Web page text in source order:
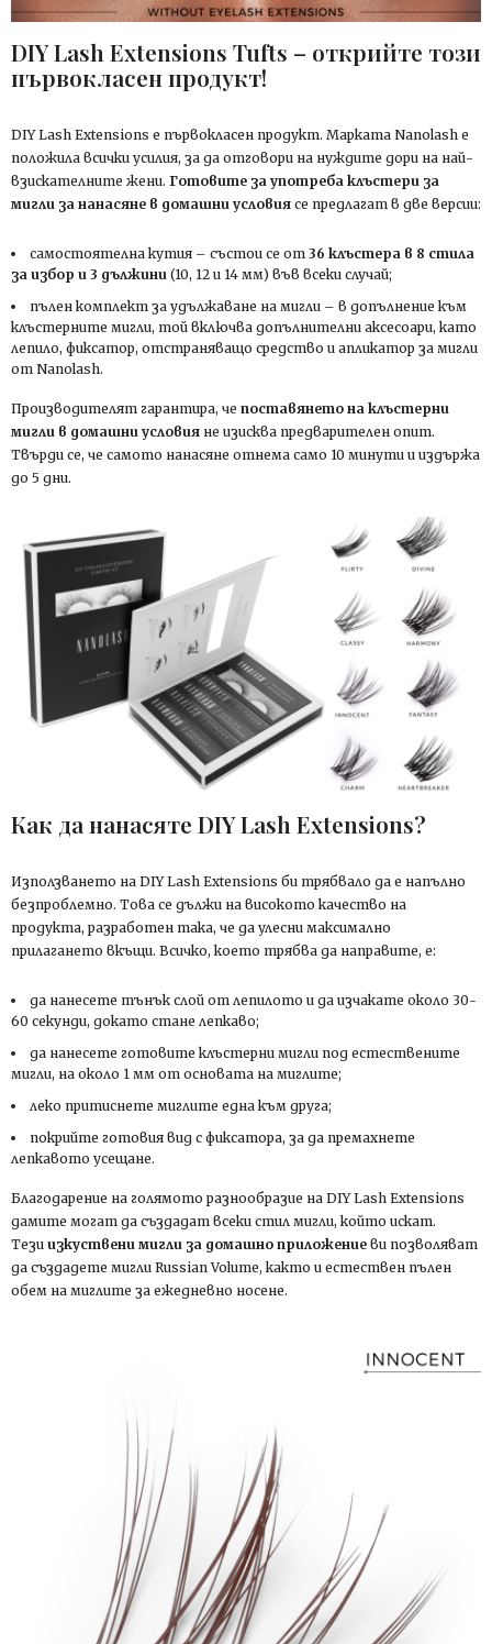
DIY Lash Extensions Tufts – открийте този
първокласен продукт!
DIY Lash Extensions е първокласен продукт. Марката Nanolash е
положила всички усилия, за да отговори на нуждите дори на най-
взискателните жени. Готовите за употреба клъстери за
мигли за нанасяне в домашни условия се предлагат в две версии:
самостоятелна кутия – състои се от 36 клъстера в 8 стила
за избор и 3 дължини (10, 12 и 14 мм) във всеки случай;
пълен комплект за удължаване на мигли – в допълнение към
клъстерните мигли, той включва допълнителни аксесоари, като
лепило, фиксатор, отстраняващо средство и апликатор за мигли
от Nanolash.
Производителят гарантира, че поставянето на клъстерни
мигли в домашни условия не изисква предварителен опит.
Твърди се, че самото нанасяне отнема само 10 минути и издържа
до 5 дни.
Как да нанасяте DIY Lash Extensions?
Използването на DIY Lash Extensions би трябвало да е напълно
безпроблемно. Това се дължи на високото качество на
продукта, разработен така, че да улесни максимално
прилагането вкъщи. Всичко, което трябва да направите, е:
да нанесете тънък слой от лепилото и да изчакате около 30-
60 секунди, докато стане лепкаво;
да нанесете готовите клъстерни мигли под естествените
мигли, на около 1 мм от основата на миглите;
леко притиснете миглите една към друга;
покрийте готовия вид с фиксатора, за да премахнете
лепкавото усещане.
Благодарение на голямото разнообразие на DIY Lash Extensions
дамите могат да създадат всеки стил мигли, който искат.
Тези изкуствени мигли за домашно приложение ви позволяват
да създадете мигли Russian Volume, както и естествен пълен
обем на миглите за ежедневно носене.